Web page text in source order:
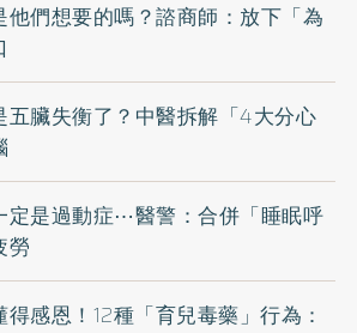
們想要的嗎？諮商師：放下「為
五臟失衡了？中醫拆解「4大分心
定是過動症⋯醫警：合併「睡眠呼
勞
感恩！12種「育兒毒藥」行為：